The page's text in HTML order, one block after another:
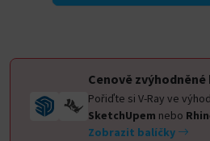
Cenově zvýhodněné
Pořiďte si V-Ray ve
SketchUpem nebo
Zobrazit balíčky